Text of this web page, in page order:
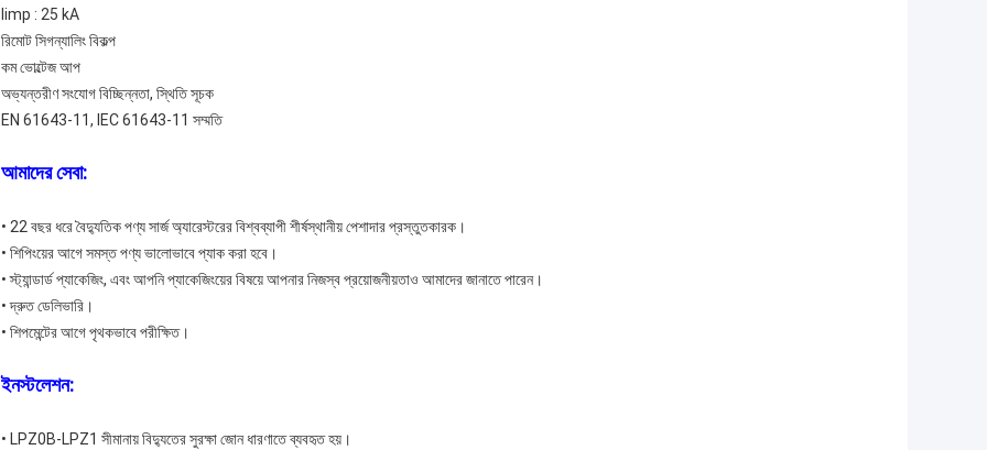
Iimp : 25 kA
রিমোট সিগন্যালিং বিকল্প
কম ভোল্টেজ আপ
অভ্যন্তরীণ সংযোগ বিচ্ছিন্নতা, স্থিতি সূচক
EN 61643-11, IEC 61643-11 সম্মতি
আমাদের সেবা:
• 22 বছর ধরে বৈদ্যুতিক পণ্য সার্জ অ্যারেস্টরের বিশ্বব্যাপী শীর্ষস্থানীয় পেশাদার প্রস্তুতকারক।
• শিপিংয়ের আগে সমস্ত পণ্য ভালোভাবে প্যাক করা হবে।
• স্ট্যান্ডার্ড প্যাকেজিং, এবং আপনি প্যাকেজিংয়ের বিষয়ে আপনার নিজস্ব প্রয়োজনীয়তাও আমাদের জানাতে পারেন।
• দ্রুত ডেলিভারি।
• শিপমেন্টের আগে পৃথকভাবে পরীক্ষিত।
ইনস্টলেশন:
• LPZ0B-LPZ1 সীমানায় বিদ্যুতের সুরক্ষা জোন ধারণাতে ব্যবহৃত হয়।